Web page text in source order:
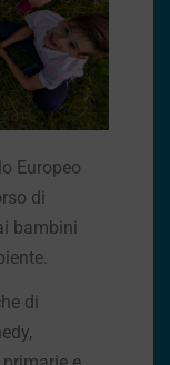
Europeo
di
bambini
di